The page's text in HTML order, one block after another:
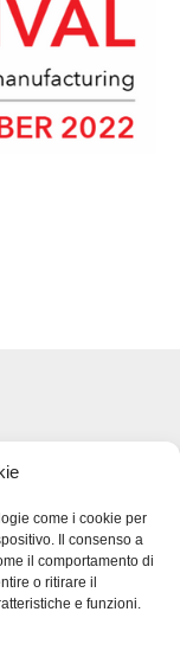
come i cookie per
Il consenso a
il comportamento di
o ritirare il
e funzioni.
48
(VI)